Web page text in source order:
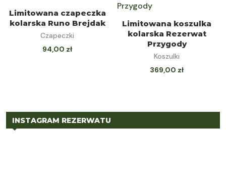
DOWIEDZ SIĘ
Limitowana czapeczka
kolarska Runo Brejdak
Czapeczki
94,00 zł
WYBIERZ OPCJE
Limitowana koszulka
kolarska Rezerwat
Przygody
Koszulki
369,00 zł
INSTAGRAM REZERWATU